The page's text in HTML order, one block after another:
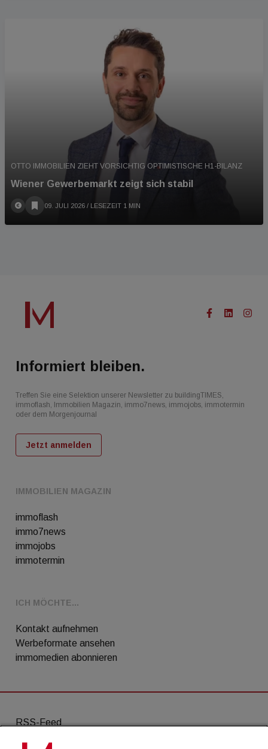
OTTO IMMOBILIEN ZIEHT VORSICHTIG OPTIMISTISCHE H1-BILANZ
Wiener Gewerbemarkt zeigt sich stabil
09. JULI 2026 / LESEZEIT 1 MIN
IMMOBILIEN MAGAZIN
immoflash
immo7news
immojobs
immotermin
ICH MÖCHTE...
Kontakt aufnehmen
Werbeformate ansehen
immomedien abonnieren
Informiert bleiben.
Treffen Sie eine Selektion unserer Newsletter zu buildingTIMES,
immoflash, Immobilien Magazin, immo7news, immojobs, immotermin
oder dem Morgenjournal
Jetzt anmelden
RSS-Feed
AGB